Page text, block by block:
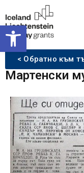
Open
< Обратно към
Мартенски